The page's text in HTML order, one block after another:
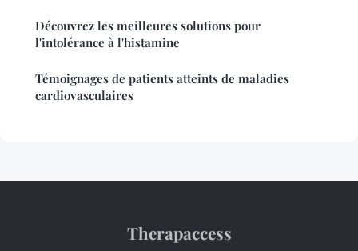
Découvrez les meilleures solutions pour
l'intolérance à l'histamine
Témoignages de patients atteints de maladies
cardiovasculaires
Therapaccess